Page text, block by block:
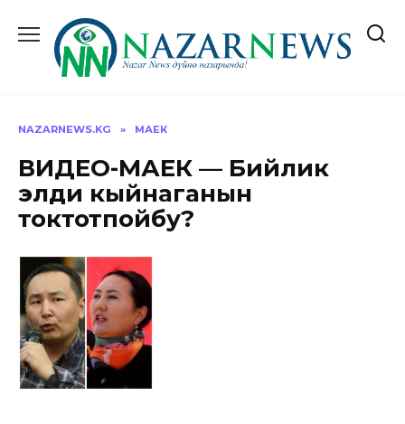
содержанию
NAZARNEWS.KG » МАЕК
ВИДЕО-МАЕК — Бийлик
элди кыйнаганын
токтотпойбу?